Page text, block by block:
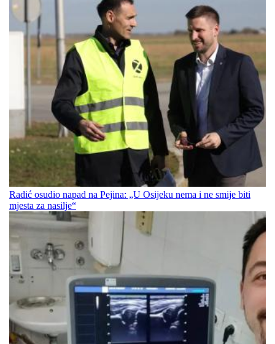
Radić osudio napad na Pejina: „U Osijeku nema i ne smije biti
mjesta za nasilje“